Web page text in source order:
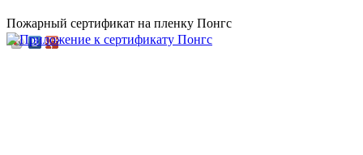
Пожарный сертификат на пленку Понгс